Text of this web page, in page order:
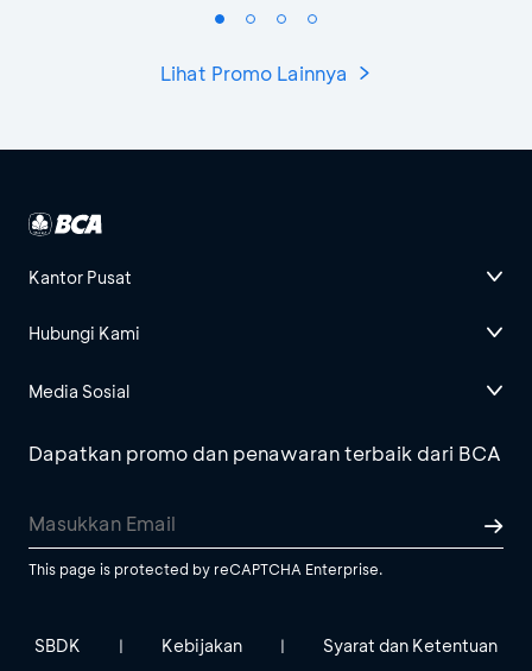
Lihat Promo Lainnya
Kantor Pusat
Hubungi Kami
Media Sosial
Dapatkan promo dan penawaran terbaik dari BCA
This page is protected by reCAPTCHA Enterprise.
SBDK | Kebijakan | Syarat dan Ketentuan